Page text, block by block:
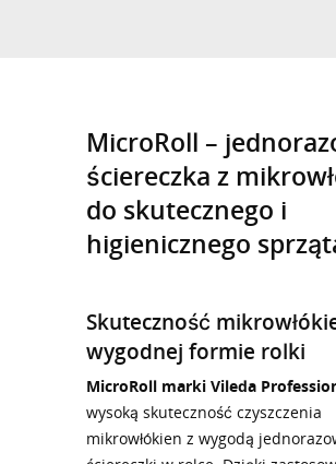
MicroRoll –
ściereczka z
do skutecznego i
higienicznego
Skuteczność
wygodnej formie rolki
MicroRoll marki Vileda
wysoką skuteczność czyszczenia
mikrowłókien z wygodą